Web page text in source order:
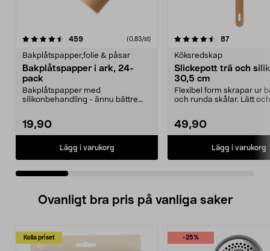
459recensioner (0,83/st)
Bakplåtspapper,folie & påsar
Bakplåtspapper i ark, 24-
pack
Bakplåtspapper med
silikonbehandling - ännu bättre
19,90
Lägg i varukorg
4.5 av 5 stjärnor 87recensioner
Köksredskap
Slickepott trä och
30,5 cm
Flexibel form skrapar ur
och runda skålar. Lätt
49,90
Lägg i varukorg
4.5 av 5 stjärnor
Ovanligt bra pris på vanliga saker
Kolla priset -25%